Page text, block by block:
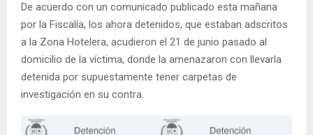
De acuerdo con un comunicado publicado esta mañana
por la Fiscalía, los ahora detenidos, que estaban adscritos
a la Zona Hotelera, acudieron el 21 de junio pasado al
domicilio de la víctima, donde la amenazaron con llevarla
detenida por supuestamente tener carpetas de
investigación en su contra.